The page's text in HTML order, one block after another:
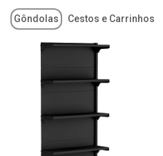
Gôndolas Cestos e Carrinhos